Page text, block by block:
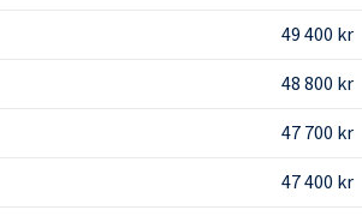
49 400 kr
48 800 kr
47 700 kr
47 400 kr